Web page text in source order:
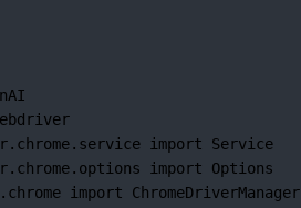
import Service
import Options
import ChromeDriverManager